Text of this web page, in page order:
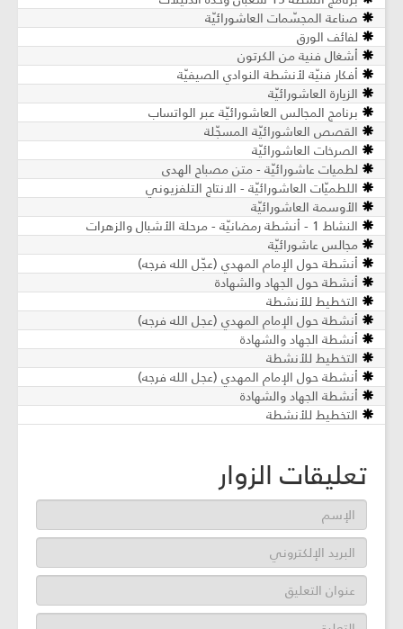
صناعة المجسّمات العاشورائيّة
لفائف الورق
أشغال فنية من الكرتون
أفكار فنيّة لأنشطة النوادي الصيفيّة
الزيارة العاشورائيّة
برنامج المجالس العاشورائيّة عبر الواتساب
القصص العاشورائيّة المسجّلة
الصرخات العاشورائيّة
لطميات عاشورائيّة - متن مصباح الهدى
اللطميّات العاشورائيّة - الانتاج التلفزيوني
الأوسمة العاشورائيّة
النشاط 1 - أنشطة رمضانيّة - مرحلة الأشبال والزهرات
مجالس عاشورائيّة
أنشطة حول الإمام المهدي (عجّل الله فرجه)
أنشطة حول الجهاد والشهادة
التخطيط للأنشطة
أنشطة حول الإمام المهدي (عجل الله فرجه)
أنشطة الجهاد والشهادة
التخطيط للأنشطة
أنشطة حول الإمام المهدي (عجل الله فرجه)
أنشطة الجهاد والشهادة
التخطيط للأنشطة
تعليقات الزوار